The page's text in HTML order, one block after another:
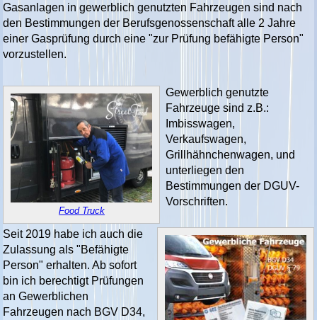
Gasanlagen in gewerblich genutzten Fahrzeugen sind nach
den Bestimmungen der Berufsgenossenschaft alle 2 Jahre
einer Gasprüfung durch eine "zur Prüfung befähigte Person"
vorzustellen.
Food Truck
Gewerblich genutzte
Fahrzeuge sind z.B.:
Imbisswagen,
Verkaufswagen,
Grillhähnchenwagen, und
unterliegen den
Bestimmungen der DGUV-
Vorschriften.
Seit 2019 habe ich auch die
Zulassung als "Befähigte
Person" erhalten. Ab sofort
bin ich berechtigt Prüfungen
an Gewerblichen
Fahrzeugen nach BGV D34,